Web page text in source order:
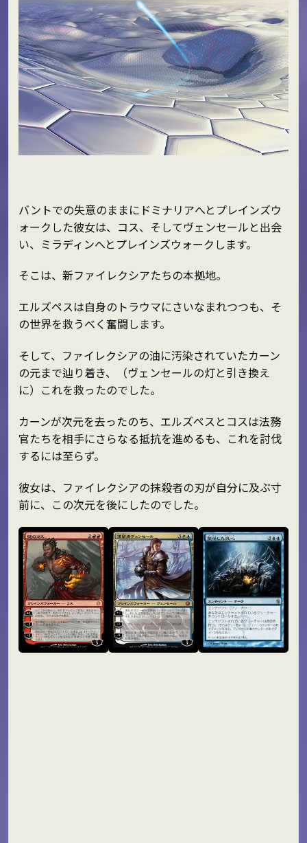
バントでの失意のままにドミナリアへとプレインズウ
ォークした彼女は、コス、そしてヴェンセールと出会
い、ミラディンへとプレインズウォークします。
そこは、新ファイレクシアたちの本拠地。
エルズペスは自身のトラウマにさいなまれつつも、そ
の世界を救うべく奮闘します。
そして、ファイレクシアの油に汚染されていたカーン
の元まで辿り着き、（ヴェンセールの灯と引き換え
に）これを救ったのでした。
カーンが次元を去ったのち、エルズペスとコスは法務
官たちを相手にさらなる抵抗を進めるも、これを討伐
するには至らず。
彼女は、ファイレクシアの抹殺者の刃が自分に及ぶ寸
前に、この次元を後にしたのでした。